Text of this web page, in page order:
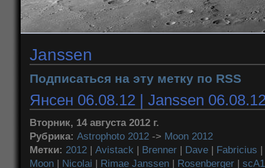
Janssen
Подписаться на эту метку по RSS
Янсен 06.08.12 | Janssen
Вторник, 14 августа 2012 г.
Рубрика: Astrophoto 2012 -> Moon 2012
Метки: 2012 | Avistack | Brenner | Dave | Fabricius |
Moon | Nicolai | Rimae Janssen | Rosenberger |